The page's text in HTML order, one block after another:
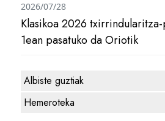
Klasikoa 2026
1ean pasatuko da Oriotik
2026/07/28
Albiste guztiak
Hemeroteka